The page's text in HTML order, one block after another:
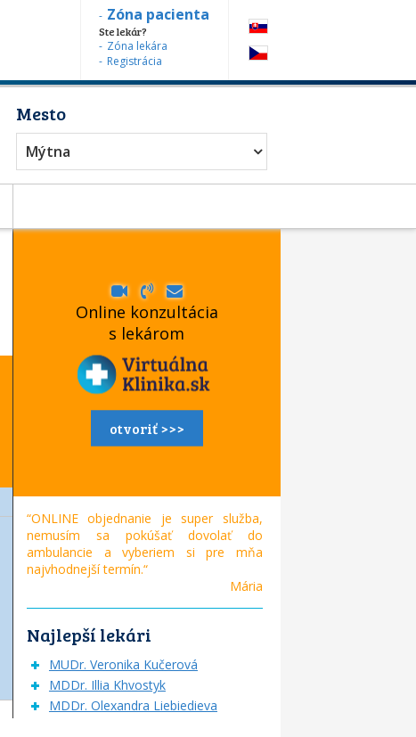
Zóna pacienta
Ste lekár?
Zóna lekára
Registrácia
Mesto
Mýtna
Online konzultácia
s lekárom
otvoriť >>>
“ONLINE objednanie je super služba,
nemusím sa pokúšať dovolať do
ambulancie a vyberiem si pre mňa
najvhodnejší termín.“
Mária
Najlepší lekári
MUDr. Veronika Kučerová
MDDr. Illia Khvostyk
MDDr. Olexandra Liebiedieva